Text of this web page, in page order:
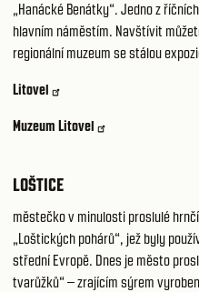
„Hanácké Benátky“. Jedno z
hlavním náměstím. Navštívit
regionální muzeum se stálou
Litovel
Muzeum Litovel
LOŠTICE
městečko v minulosti proslulé
„Loštických pohárů“, jež byly
střední Evropě. Dnes je město
tvarůžků“ – zrajícím sýrem